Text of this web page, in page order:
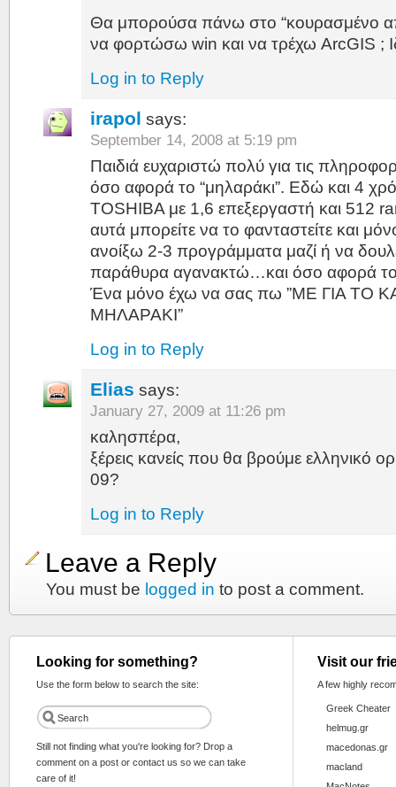
Θα μπορούσα πάνω στο “κουρασμένο
να φορτώσω win και να τρέχω ArcGIS ;
Log in to Reply
irapol says:
September 14, 2008 at 5:19 pm
Παιδιά ευχαριστώ πολύ για τις
όσο αφορά το “μηλαράκι”. Εδώ και 4
TOSHIBA με 1,6 επεξεργαστή και 512
αυτά μπορείτε να το φανταστείτε και
ανοίξω 2-3 προγράμματα μαζί ή να
παράθυρα αγανακτώ…και όσο αφορά
Ένα μόνο έχω να σας πω ”ΜΕ ΓΙΑ ΤΟ
ΜΗΛΑΡΑΚΙ”
Log in to Reply
Elias says:
January 27, 2009 at 11:26 pm
καλησπέρα,
ξέρεις κανείς που θα βρούμε ελληνικό
09?
Log in to Reply
Leave a Reply
You must be logged in to post a comment.
Looking for something?
Use the form below to search the site:
Still not finding what you're looking for? Drop a
comment on a post or contact us so we can take
care of it!
Visit our
A few highly
Greek Cheater
helmug.gr
macedonas.gr
macland